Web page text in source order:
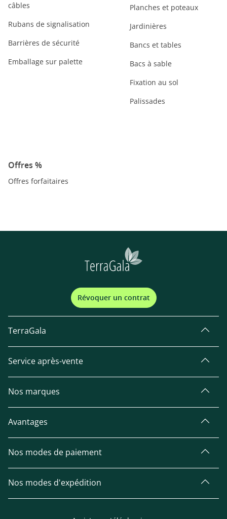
câbles
Rubans de signalisation
Barrières de sécurité
Emballage sur palette
Planches et poteaux
Jardinières
Bancs et tables
Bacs à sable
Fixation au sol
Palissades
Offres %
Offres forfaitaires
Révoquer un contrat
TerraGala
Service après-vente
Nos marques
Avantages
Nos modes de paiement
Nos modes d'expédition